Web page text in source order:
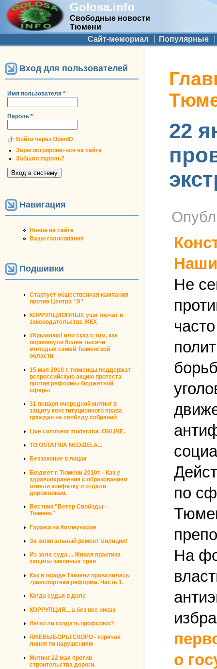
Golosa.info
Свободные новости
Тюмени
Дополнительное меню
Сайт-мемориал Популярные
Вход для пользователей
Имя пользователя *
Пароль *
Войти через OpenID
Зарегистрироваться на сайте
Забыли пароль?
Навигация
Новое на сайте
Ваши голосования
Подшивки
Стартует общественная кампания
против Центра "Э"
КОРРУПЦИОННЫЕ уши торчат в
законодательстве ЖКХ
#Крымнаш! или сказ о том, как
опрокинули более тысячи
молодых семей Тюменской
области
15 мая 2010 г. тюменцы поддержат
всероссийскую акцию протеста
против реформы бюджетной
сферы
31 января очередной митинг в
защиту конституционного права
граждан на своблду собраний
Live comment moderator. ONLINE.
TO OSTATNIA NEDZIELA...
Беззаконие в лицах
Бюджет г. Тюмени 2010г. - Как у
здравоохранения с образованием
отняли конфетку и отдали
дорожникам.
Вестник "Ветер Свободы -
Тюмень"
Гаражи на Коммунаров
За капитальный ремонт милиции!
Из зала суда ... Живая практика
защиты законных прав
Как в городе Тюмени провалилась
транспортная реформа. Часть 1.
Когда судья в доле
КОРРУПЦИЯ... а без нее никак
Легко ли создать профсоюз?
ЛЖЕВЫБОРЫ СКОРО - горячая
линия по нарушениям
Митинг 22 мая против
строительства дороги.
Вы
22
Не
по
На
о